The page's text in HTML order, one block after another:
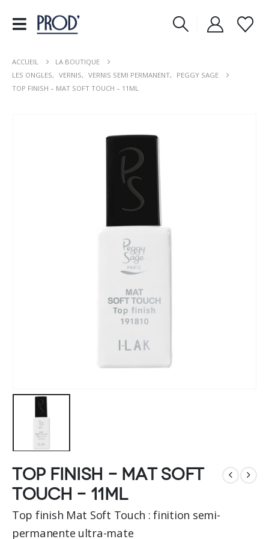
ACCUEIL
LA BOUTIQUE
LES ONGLES, VERNIS, VERNIS SEMI PERMANENT,
PEGGY SAGE
TOP FINISH – MAT SOFT TOUCH – 11ML
Top finish – Mat Soft
Touch – 11ml
Top finish Mat Soft Touch : finition semi-
permanente ultra-mate